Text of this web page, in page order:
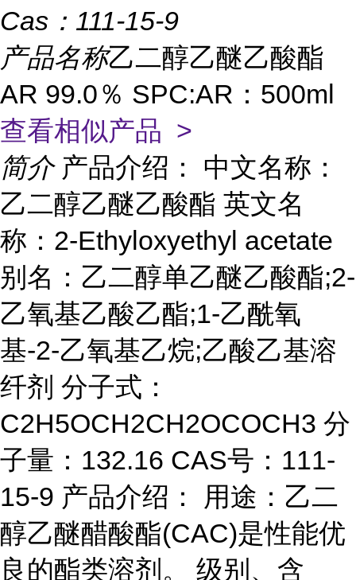
Cas： 111-15-9
产品名称乙二醇乙醚乙酸酯
AR 99.0％ SPC:AR：500ml
查看相似产品 >
简介 产品介绍： 中文名称：
乙二醇乙醚乙酸酯 英文名
称：2-Ethyloxyethyl acetate
别名：乙二醇单乙醚乙酸酯;2-
乙氧基乙酸乙酯;1-乙酰氧
基-2-乙氧基乙烷;乙酸乙基溶
纤剂 分子式：
C2H5OCH2CH2OCOCH3 分
子量：132.16 CAS号：111-
15-9 产品介绍： 用途：乙二
醇乙醚醋酸酯(CAC)是性能优
良的酯类溶剂。 级别、含